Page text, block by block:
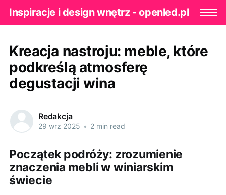
Inspiracje i design wnętrz - openled.pl
Kreacja nastroju: meble, które
podkreślą atmosferę
degustacji wina
Redakcja
29 wrz 2025 • 2 min read
Początek podróży: zrozumienie
znaczenia mebli w winiarskim
świecie